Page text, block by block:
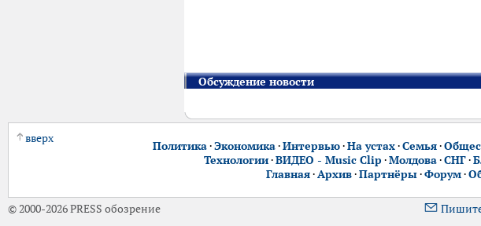
Обсуждение новости
вверх
Политика·Экономика·Интервью·На устах·Семья·
Технологии·ВИДЕО - Music Clip ·Молдова·СНГ·
Главная·Архив·Партнёры·Форум·
© 2000-2026 PRESS обозрение